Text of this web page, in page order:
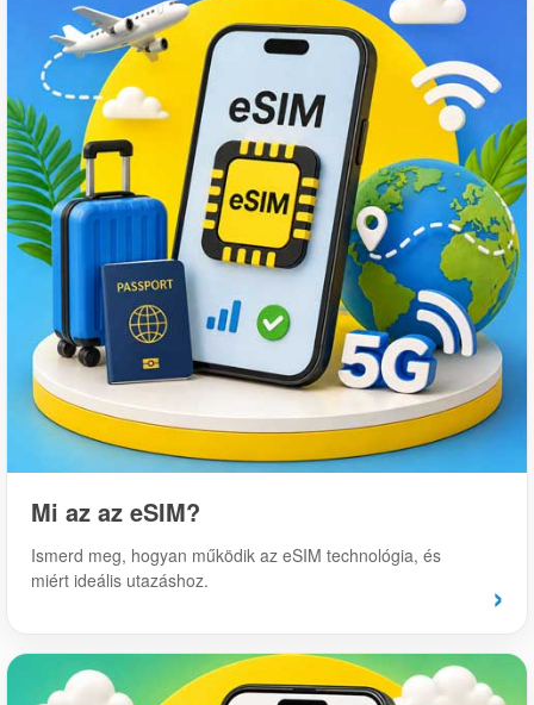
Mi az az eSIM?
Ismerd meg, hogyan működik az eSIM technológia, és
miért ideális utazáshoz.
›